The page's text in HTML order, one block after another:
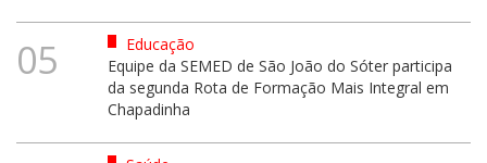
05
Educação
Equipe da SEMED de São João do Sóter participa
da segunda Rota de Formação Mais Integral em
Chapadinha